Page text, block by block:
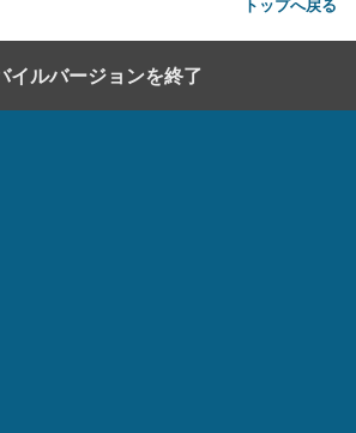
トップへ戻る
イルバージョンを終了